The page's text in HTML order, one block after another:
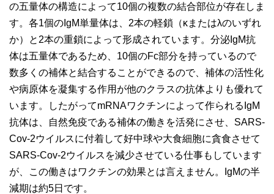
の五量体の構造によって10個の複数の結合部位が存在しま
す。各1個のIgM単量体は、2本の軽鎖（κまたはλのいずれ
か）と2本の重鎖によって形成されています。分泌IgM抗
体は五量体であるため、10個のFc部分を持っているので
数多くの補体と結合することができるので、補体の活性化
や病原体を凝集する作用が他のクラスの抗体よりも優れて
います。したがってmRNAワクチンによって作られるIgM
抗体は、自然免疫である補体の働きを活発にさせ、SARS-
Cov-2ウイルスに付着して好中球や大食細胞に貪食させて
SARS-Cov-2ウイルスを減少させている仕事もしています
が、この働きはワクチンの効果とは言えません。IgMの半
減期は約5日です。